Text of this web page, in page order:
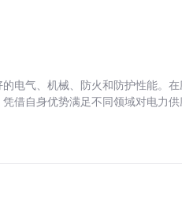
电气、机械、防火和防护性能。在
借自身优势满足不同领域对电力供